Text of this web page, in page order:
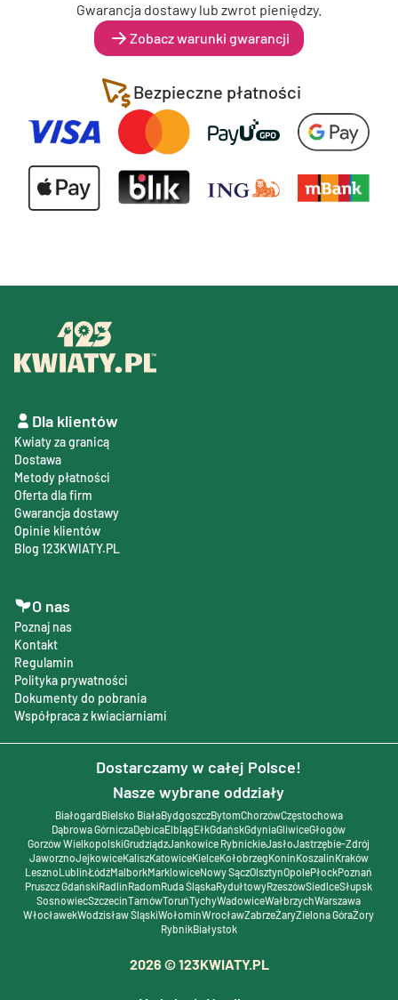
Gwarancja dostawy lub zwrot pieniędzy.
Zobacz warunki gwarancji
Bezpieczne płatności
Dla klientów
Kwiaty za granicą
Dostawa
Metody płatności
Oferta dla firm
Gwarancja dostawy
Opinie klientów
Blog 123KWIATY.PL
O nas
Poznaj nas
Kontakt
Regulamin
Polityka prywatności
Dokumenty do pobrania
Współpraca z kwiaciarniami
Dostarczamy w całej Polsce!
Nasze wybrane oddziały
BiałogardBielsko BiałaBydgoszczBytomChorzówCzęstochowa
Dąbrowa GórniczaDębicaElblągEłkGdańskGdyniaGliwiceGłogów
Gorzów WielkopolskiGrudziądzJankowice RybnickieJasłoJastrzębie-Zdrój
JaworznoJejkowiceKaliszKatowiceKielceKołobrzegKoninKoszalinKraków
LesznoLublinŁódźMalborkMarklowiceNowy SączOlsztynOpolePłockPoznań
Pruszcz GdańskiRadlinRadomRuda ŚląskaRydułtowyRzeszówSiedlceSłupsk
SosnowiecSzczecinTarnówToruńTychyWadowiceWałbrzychWarszawa
WłocławekWodzisław ŚląskiWołominWrocławZabrzeŻaryZielona GóraŻory
RybnikBiałystok
2026 © 123KWIATY.PL